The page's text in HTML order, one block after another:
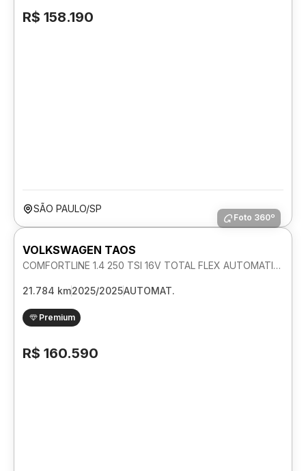
R$ 158.190
SÃO PAULO/SP
Foto 360º
VOLKSWAGEN TAOS
COMFORTLINE 1.4 250 TSI 16V TOTAL FLEX AUTOMATICO
21.784 km2025/2025AUTOMAT.
Premium
R$ 160.590